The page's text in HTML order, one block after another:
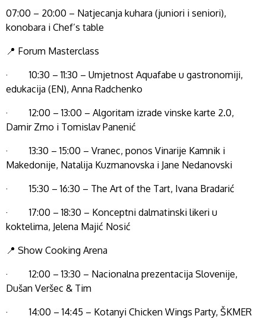
07:00 – 20:00 – Natjecanja kuhara (juniori i seniori),
konobara i Chef’s table
📍 Forum Masterclass
· 10:30 – 11:30 – Umjetnost Aquafabe u gastronomiji,
edukacija (EN), Anna Radchenko
· 12:00 – 13:00 – Algoritam izrade vinske karte 2.0,
Damir Zrno i Tomislav Panenić
· 13:30 – 15:00 – Vranec, ponos Vinarije Kamnik i
Makedonije, Natalija Kuzmanovska i Jane Nedanovski
· 15:30 – 16:30 – The Art of the Tart, Ivana Bradarić
· 17:00 – 18:30 – Konceptni dalmatinski likeri u
koktelima, Jelena Majić Nosić
📍 Show Cooking Arena
· 12:00 – 13:30 – Nacionalna prezentacija Slovenije,
Dušan Veršec & Tim
· 14:00 – 14:45 – Kotanyi Chicken Wings Party, ŠKMER